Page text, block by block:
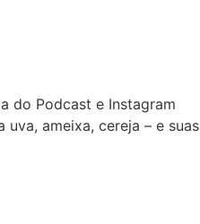
do Podcast e Instagram
ameixa, cereja – e suas